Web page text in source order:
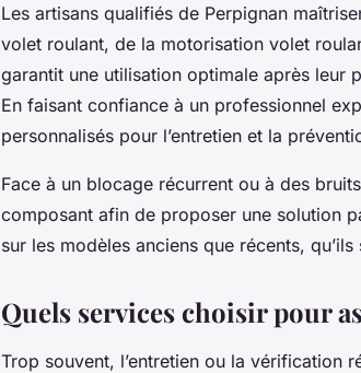
Les artisans qualifiés de Perpignan
volet roulant, de la motorisation volet
garantit une utilisation optimale après leur
En faisant confiance à un professionnel
personnalisés pour l’entretien et la
Face à un blocage récurrent ou à des
composant afin de proposer une solution
sur les modèles anciens que récents,
Quels services choisir pour
Trop souvent, l’entretien ou la vérification